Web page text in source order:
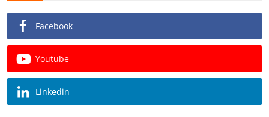
Beiträge
Vorproduktion
Facebook
Youtube
Linkedin